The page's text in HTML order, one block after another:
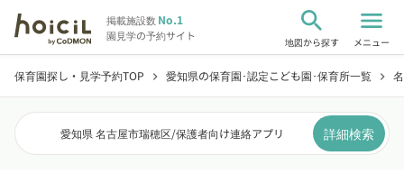
掲載施設数No.1
園見学の予約サイト
search
地図から探す
menu
メニュー
保育園探し・見学予約TOP chevron_right 愛知県の保育園･認定こども園･保育所一覧 chevron_right
愛知県 名古屋市瑞穂区/保護者向け連絡アプリ 詳細検索